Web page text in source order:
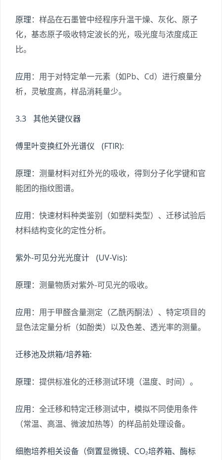
原理：样品在石墨管中经程序升温干燥、灰化、原子
化，基态原子吸收特定波长的光，吸光度与浓度成正
比。
应用：用于对特定单一元素（如Pb、Cd）进行痕量分
析，灵敏度高，样品消耗量少。
3.3 其他关键仪器
傅里叶变换红外光谱仪 (FTIR):
原理：测量材料对红外光的吸收，得到分子化学键和官
能团的指纹图谱。
应用：快速材料种类鉴别（如塑料类型）、迁移试验后
材料结构变化的定性分析。
紫外-可见分光光度计 (UV-Vis):
原理：测量物质对紫外-可见光的吸收。
应用：用于甲醛含量测定（乙酰丙酮法）、特定项目的
显色法定量分析（如酚类）以及色差、透光率的测量。
迁移池及烘箱/培养箱:
原理：提供标准化的迁移测试环境（温度、时间）。
应用：全迁移和特定迁移测试中，模拟不同使用条件
（常温、高温、微波加热等）的样品前处理设备。
细胞培养相关设备（倒置显微镜、CO₂培养箱、酶标